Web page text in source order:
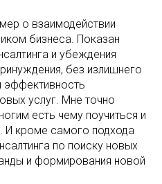
о взаимодействии
бизнеса. Показан
и убеждения
без излишнего
эффективность
услуг. Мне точно
есть чему поучиться и
И кроме самого подхода
по поиску новых
и формирования новой